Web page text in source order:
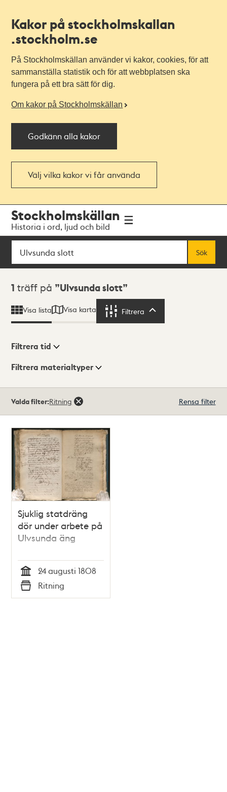
Kakor på stockholmskallan
.stockholm.se
På Stockholmskällan använder vi kakor, cookies, för att
sammanställa statistik och för att webbplatsen ska
fungera på ett bra sätt för dig.
Om kakor på Stockholmskällan
Godkänn alla kakor
Välj vilka kakor vi får använda
navigationen
huvudinnehållet
Stockholmskällan
Historia i ord, ljud och bild
Sök
Sök
Sökresultat
1 träff på Ulvsunda slott
Visa lista Visa karta Filtrera
Visningsläge
Filtrera tid
Filtrera materialtyper
träffar
Valda filter:Ritning Rensa filter
Sjuklig statdräng
dör under arbete på
Ulvsunda äng
Tid
24 augusti 1808
Typ
Ritning